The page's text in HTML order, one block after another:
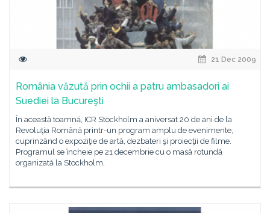
21 Dec 2009
România văzută prin ochii a patru ambasadori ai
Suediei la Bucureşti
În această toamnă, ICR Stockholm a aniversat 20 de ani de la
Revoluţia Română printr-un program amplu de evenimente,
cuprinzând o expoziţie de artă, dezbateri şi proiecţii de filme.
Programul se încheie pe 21 decembrie cu o masă rotundă
organizată la Stockholm,